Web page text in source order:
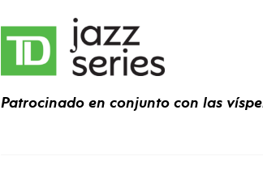
Patrocinado en conjunto con las